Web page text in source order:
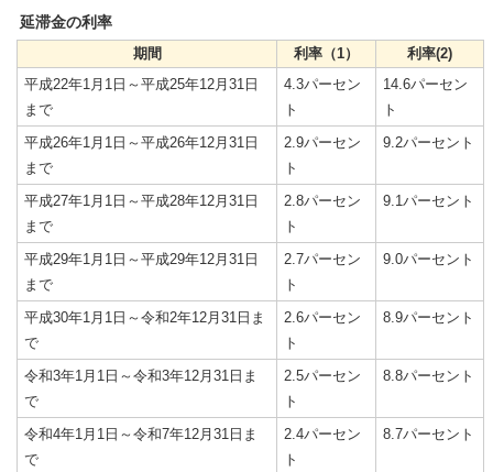
延滞金の利率
期間
利率（1）
利率(2)
平成22年1月1日～平成25年12月31日
まで
4.3パーセン
ト
14.6パーセン
ト
平成26年1月1日～平成26年12月31日
まで
2.9パーセン
ト
9.2パーセント
平成27年1月1日～平成28年12月31日
まで
2.8パーセン
ト
9.1パーセント
平成29年1月1日～平成29年12月31日
まで
2.7パーセン
ト
9.0パーセント
平成30年1月1日～令和2年12月31日ま
で
2.6パーセン
ト
8.9パーセント
令和3年1月1日～令和3年12月31日ま
で
2.5パーセン
ト
8.8パーセント
令和4年1月1日～令和7年12月31日ま
で
2.4パーセン
ト
8.7パーセント